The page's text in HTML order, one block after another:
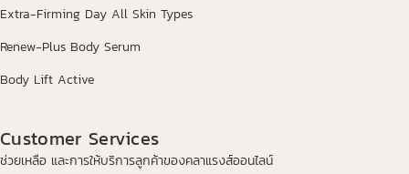
Extra-Firming Day All Skin Types
Renew-Plus Body Serum
Body Lift Active
Customer Services
ช่วยเหลือ และการให้บริการลูกค้าของคลาแรงส์ออนไลน์